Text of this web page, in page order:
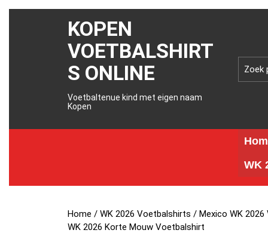
KOPEN
VOETBALSHIRT
S ONLINE
Voetbaltenue kind met eigen naam
Kopen
WK
Home /WK 2026 Voetbalshirts /Mexico WK
WK 2026 Korte Mouw Voetbalshirt